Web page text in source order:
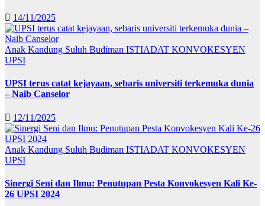
14/11/2025
Anak Kandung Suluh Budiman ISTIADAT KONVOKESYEN
UPSI
UPSI terus catat kejayaan, sebaris universiti terkemuka dunia
– Naib Canselor
12/11/2025
Anak Kandung Suluh Budiman ISTIADAT KONVOKESYEN
UPSI
Sinergi Seni dan Ilmu: Penutupan Pesta Konvokesyen Kali Ke-
26 UPSI 2024